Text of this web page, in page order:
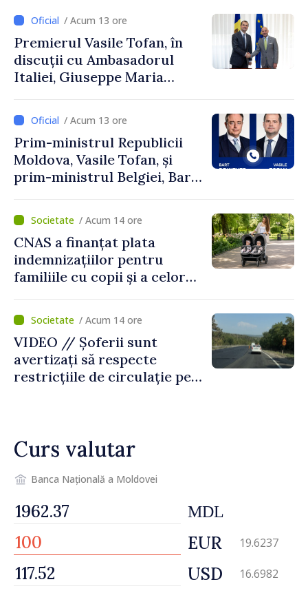
exporturi
/ Acum 13 ore
Premierul Vasile Tofan, în
discuții cu Ambasadorul
Italiei, Giuseppe Maria
/ Acum 13 ore
Prim-ministrul Republicii
Moldova, Vasile Tofan, și
prim-ministrul Belgiei, Bart
despre parcursul european
al Republicii Moldova.
/ Acum 14 ore
CNAS a finanțat plata
indemnizațiilor pentru
familiile cu copii și a celor
temporară de muncă
/ Acum 14 ore
VIDEO // Șoferii sunt
avertizați să respecte
restricțiile de circulație pe
Curs valutar
Banca Națională a Moldovei
MDL
EUR 19.6237
USD 16.6982